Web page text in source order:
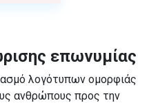
επωνυμίας
λογότυπων ομορφιάς
ανθρώπους προς την